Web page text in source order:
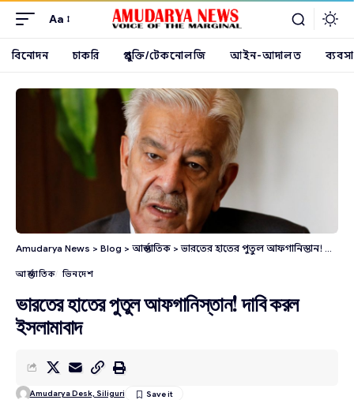
Aa
বিনোদন চাকরি প্রযুক্তি/টেকনোলজি আইন-আদালত ব্যবসা
Amudarya News > Blog > আন্তর্জাতিক >ভারতের হাতের পুতুল আফগানিস্তান! দাবি করল ইসলামাবাদ
আন্তর্জাতিক ভিনদেশ
ভারতের হাতের পুতুল আফগানিস্তান! দাবি করল
ইসলামাবাদ
Amudarya Desk, Siliguri